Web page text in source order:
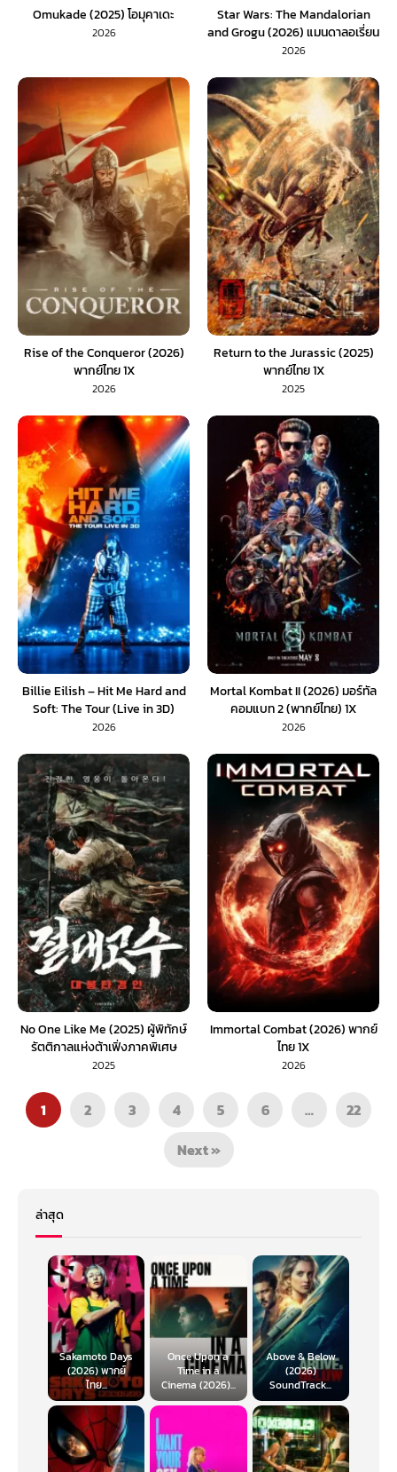
Omukade (2025) โอมุคาเดะ
2026
Star Wars: The Mandalorian
and Grogu (2026) แมนดาลอเรี่ยน
และโกรกู (พากย์ไทย) 1X
2026
Rise of the Conqueror (2026)
พากย์ไทย 1X
2026
Return to the Jurassic (2025)
พากย์ไทย 1X
2025
Billie Eilish – Hit Me Hard and
Soft: The Tour (Live in 3D)
(2026) SoundTrack 1X
2026
Mortal Kombat II (2026) มอร์ทัล
คอมแบท 2 (พากย์ไทย) 1X
2026
No One Like Me (2025) ผู้พิทักษ์
รัตติกาลแห่งต้าเฟิ่งภาคพิเศษ
(พากย์ไทย)
2025
Immortal Combat (2026) พากย์
ไทย 1X
2026
1 2 3 4 5 6 …
22
Next »
ล่าสุด
Sakamoto Days
(2026) พากย์
ไทย...
Once Upon a
Time in a
Cinema (2026)...
Above & Below
(2026)
SoundTrack...